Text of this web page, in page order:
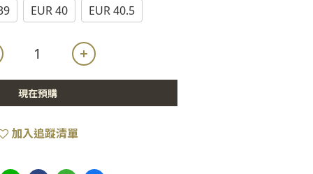
EUR 40 EUR 40.5
現在預購
加入追蹤清單